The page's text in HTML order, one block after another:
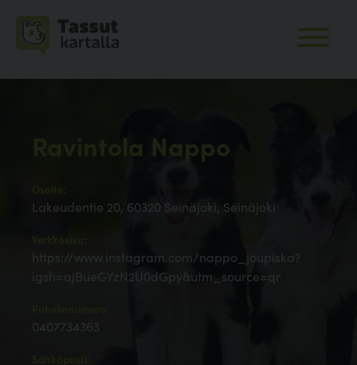
Ravintola Nappo
Lakeudentie 20, 60320 Seinäjoki, Seinäjoki
https://www.instagram.com/nappo_joupiska?
igsh=ajBueGYzN2U0dGpy&utm_source=qr
0407734363